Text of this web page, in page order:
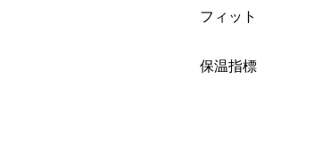
絞り込み
フィット
絞り込み
保温指標